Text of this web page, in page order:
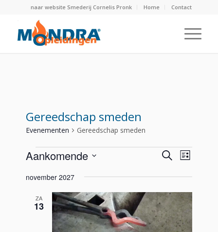
naar website Smederij Cornelis Pronk Home Contact
Gereedschap smeden
Evenementen Gereedschap smeden
Evenementen
en
navigatie
Zoeken
Lijst
Aankomende
een
november 2027
ZA
13